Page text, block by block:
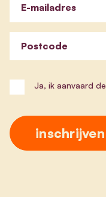
E-mailadres
Postcode
Ja, ik aanvaard de